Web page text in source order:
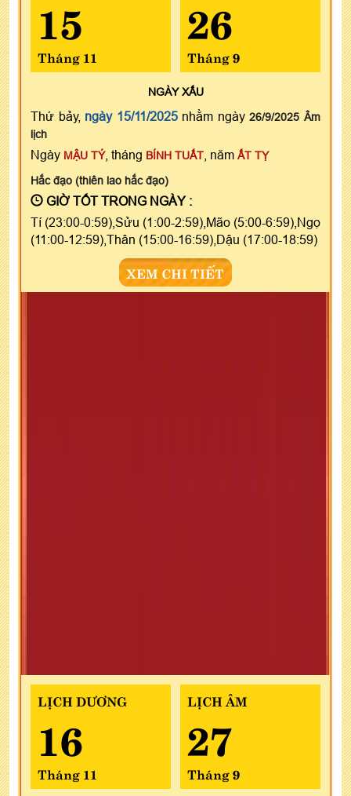
15
Tháng 11
26
Tháng 9
NGÀYXẤU
Thứ bảy, ngày 15/11/2025nhằm ngày26/9/2025 Âm
lịch
Ngày MẬU TÝ, tháng BÍNH TUẤT , năm ẤT TỴ
Hắc đạo (thiên lao hắc đạo)
GIỜ TỐT TRONG NGÀY :
Tí (23:00-0:59),Sửu (1:00-2:59),Mão (5:00-6:59),Ngọ
(11:00-12:59),Thân (15:00-16:59),Dậu (17:00-18:59)
XEM CHI TIẾT
LỊCH DƯƠNG
16
Tháng 11
LỊCH ÂM
27
Tháng 9